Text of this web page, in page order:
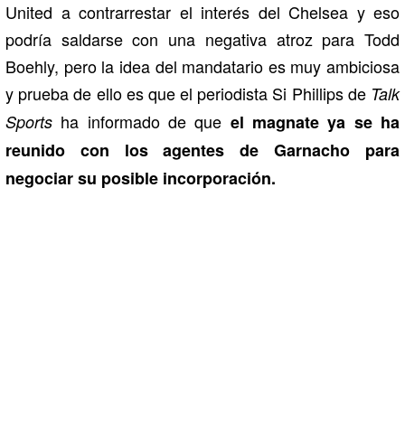
United a contrarrestar el interés del Chelsea y eso
podría saldarse con una negativa atroz para Todd
Boehly, pero la idea del mandatario es muy ambiciosa
y prueba de ello es que el periodista Si Phillips de Talk
Sports ha informado de que el magnate ya se ha
reunido con los agentes de Garnacho para
negociar su posible incorporación.